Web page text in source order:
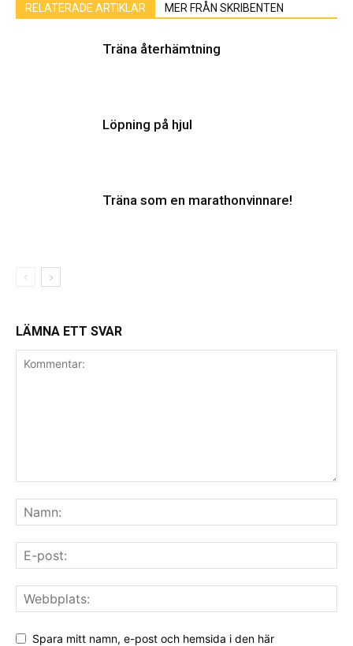
RELATERADE ARTIKLAR MER FRÅN SKRIBENTEN
Träna återhämtning
Löpning på hjul
Träna som en marathonvinnare!
LÄMNA ETT SVAR
Spara mitt namn, e-post och hemsida i den här